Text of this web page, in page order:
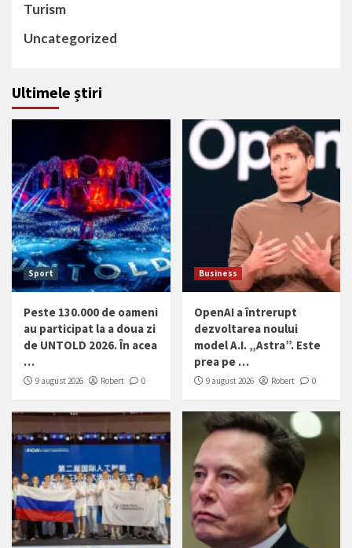
Turism
Uncategorized
Ultimele știri
Sport
Peste 130.000 de oameni
au participat la a doua zi
de UNTOLD 2026. În acea
…
9 august 2026 Robert 0
Business
OpenAI a întrerupt
dezvoltarea noului
model A.I. „Astra”. Este
prea pe …
9 august 2026 Robert 0